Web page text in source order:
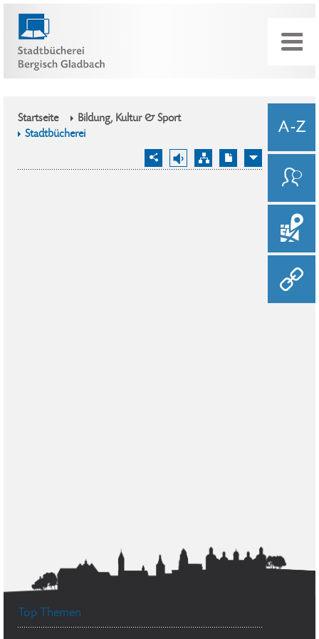
Startseite
Bildung, Kultur & Sport
Stadtbücherei
Top Themen